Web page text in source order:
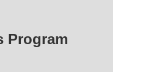
Program